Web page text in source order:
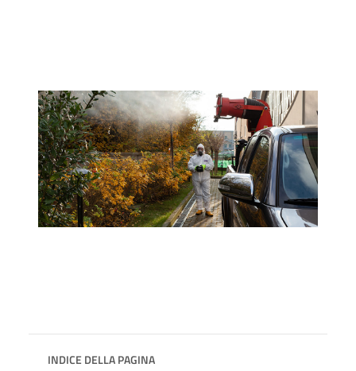
INDICE DELLA PAGINA